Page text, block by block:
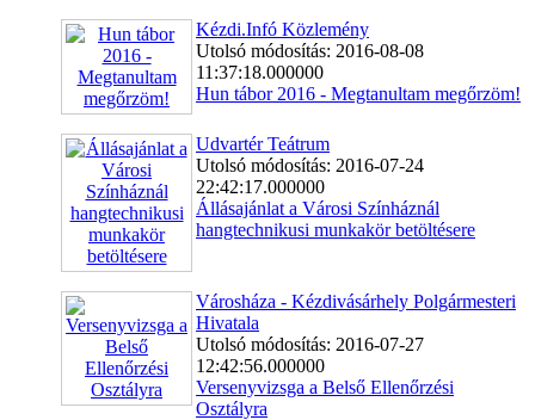
Kézdi.Infó Közlemény
Utolsó módosítás: 2016-08-08
11:37:18.000000
Hun tábor 2016 - Megtanultam megőrzöm!
Udvartér Teátrum
Utolsó módosítás: 2016-07-24
22:42:17.000000
Állásajánlat a Városi Színháznál
hangtechnikusi munkakör betöltésere
Városháza - Kézdivásárhely Polgármesteri
Hivatala
Utolsó módosítás: 2016-07-27
12:42:56.000000
Versenyvizsga a Belső Ellenőrzési
Osztályra